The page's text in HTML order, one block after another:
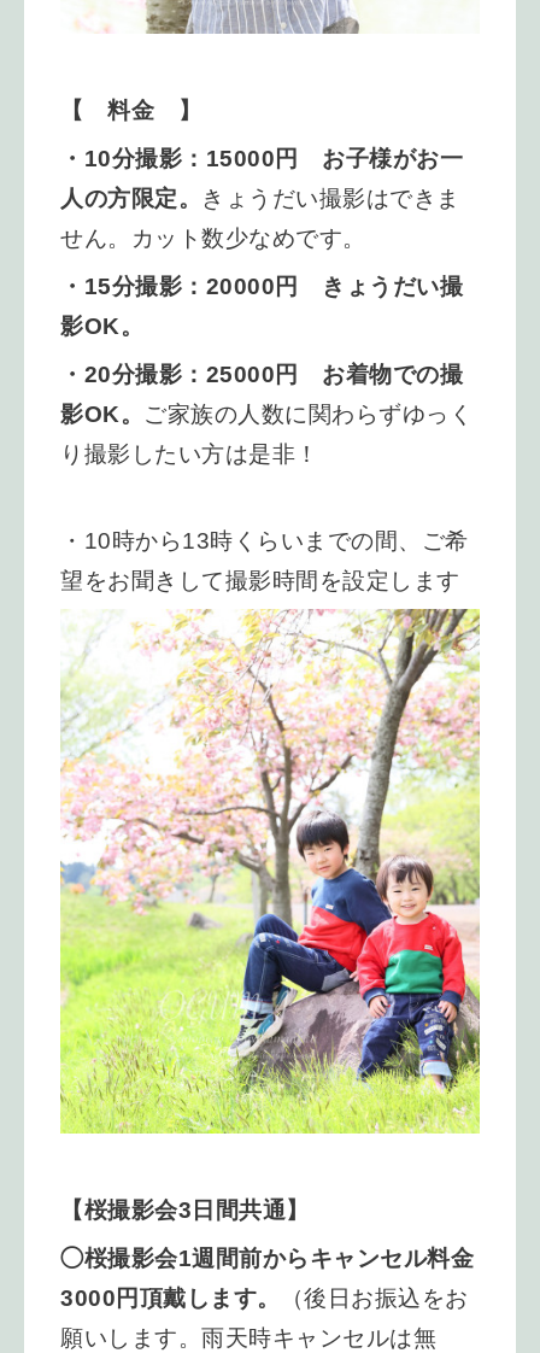
【 料金 】
・10分撮影：15000円 お子様がお一
人の方限定。
きょうだい撮影はできま
せん。カット数少なめです。
・15分撮影：20000円 きょうだい撮
影OK。
・20分撮影：25000円 お着物での撮
影OK。 ご家族の人数に関わらずゆっく
り撮影したい方は是非！
・10時から13時くらいまでの間、ご希
望をお聞きして撮影時間を設定します
【桜撮影会3日間共通】
◯桜撮影会1週間前からキャンセル料金
3000円頂戴します。
（後日お振込をお
願いします。雨天時キャンセルは無